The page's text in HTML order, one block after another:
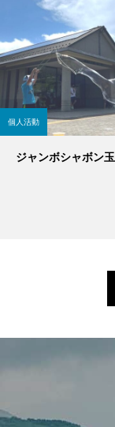
個人活動
ジャンボシャボン玉